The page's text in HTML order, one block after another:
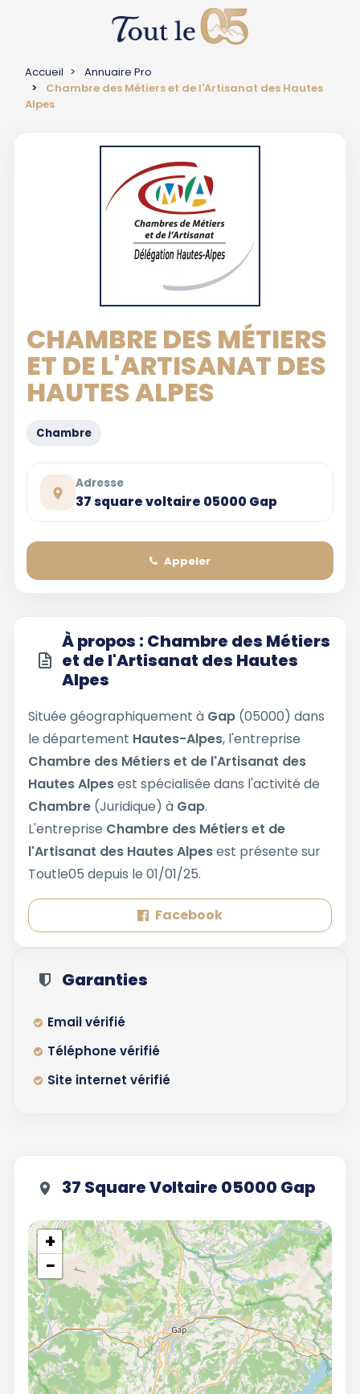
Accueil
Annuaire Pro
Chambre des Métiers et de l'Artisanat des Hautes
Alpes
CHAMBRE DES MÉTIERS
ET DE L'ARTISANAT DES
HAUTES ALPES
Chambre
Adresse
37 square voltaire 05000 Gap
Appeler
À propos : Chambre des Métiers
et de l'Artisanat des Hautes
Alpes
Située géographiquement à Gap (05000) dans
le département Hautes-Alpes, l'entreprise
Chambre des Métiers et de l'Artisanat des
Hautes Alpesest spécialisée dans l'activité de
Chambre (Juridique) à Gap.
L'entreprise Chambre des Métiers et de
l'Artisanat des Hautes Alpesest présente sur
Toutle05 depuis le 01/01/25.
Facebook
Garanties
Email vérifié
Téléphone vérifié
Site internet vérifié
37 Square Voltaire 05000 Gap
+
−